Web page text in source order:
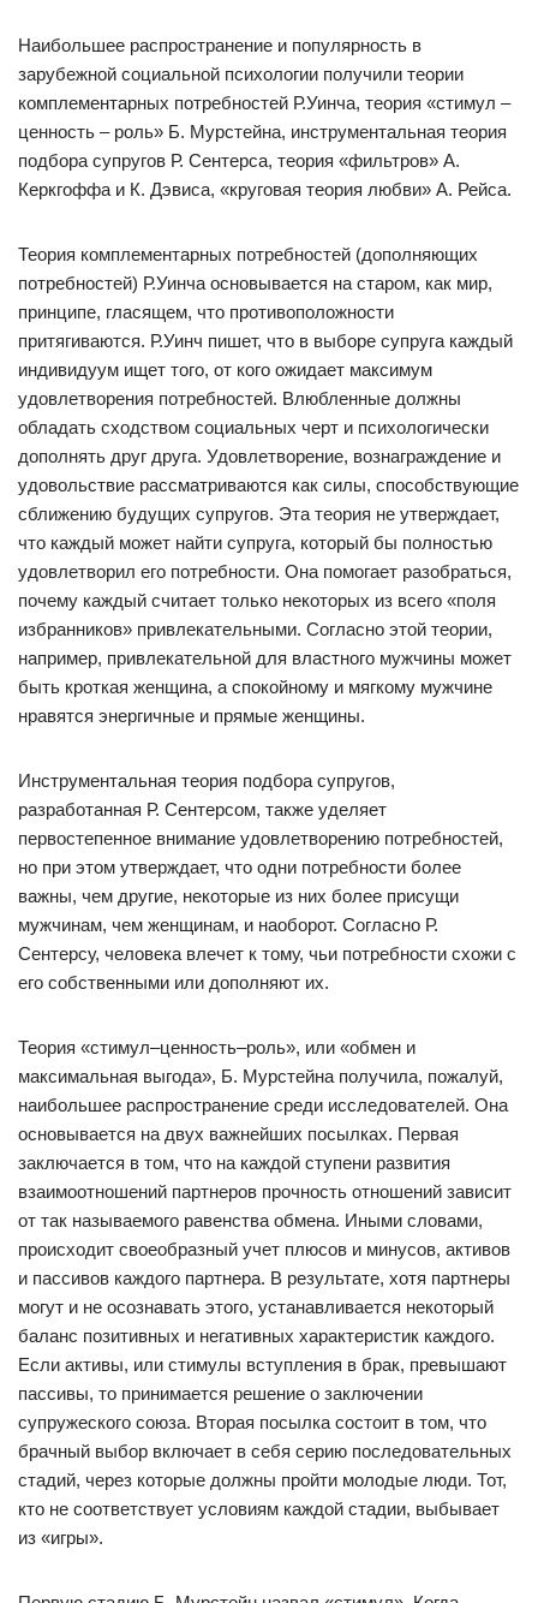
Наибольшее распространение и популярность в
зарубежной социальной психологии получили теории
комплементарных потребностей Р.Уинча, теория «стимул –
ценность – роль» Б. Мурстейна, инструментальная теория
подбора супругов Р. Сентерса, теория «фильтров» А.
Керкгоффа и К. Дэвиса, «круговая теория любви» А. Рейса.
Теория комплементарных потребностей (дополняющих
потребностей) Р.Уинча основывается на старом, как мир,
принципе, гласящем, что противоположности
притягиваются. Р.Уинч пишет, что в выборе супруга каждый
индивидуум ищет того, от кого ожидает максимум
удовлетворения потребностей. Влюбленные должны
обладать сходством социальных черт и психологически
дополнять друг друга. Удовлетворение, вознаграждение и
удовольствие рассматриваются как силы, способствующие
сближению будущих супругов. Эта теория не утверждает,
что каждый может найти супруга, который бы полностью
удовлетворил его потребности. Она помогает разобраться,
почему каждый считает только некоторых из всего «поля
избранников» привлекательными. Согласно этой теории,
например, привлекательной для властного мужчины может
быть кроткая женщина, а спокойному и мягкому мужчине
нравятся энергичные и прямые женщины.
Инструментальная теория подбора супругов,
разработанная Р. Сентерсом, также уделяет
первостепенное внимание удовлетворению потребностей,
но при этом утверждает, что одни потребности более
важны, чем другие, некоторые из них более присущи
мужчинам, чем женщинам, и наоборот. Согласно Р.
Сентерсу, человека влечет к тому, чьи потребности схожи с
его собственными или дополняют их.
Теория «стимул–ценность–роль», или «обмен и
максимальная выгода», Б. Мурстейна получила, пожалуй,
наибольшее распространение среди исследователей. Она
основывается на двух важнейших посылках. Первая
заключается в том, что на каждой ступени развития
взаимоотношений партнеров прочность отношений зависит
от так называемого равенства обмена. Иными словами,
происходит своеобразный учет плюсов и минусов, активов
и пассивов каждого партнера. В результате, хотя партнеры
могут и не осознавать этого, устанавливается некоторый
баланс позитивных и негативных характеристик каждого.
Если активы, или стимулы вступления в брак, превышают
пассивы, то принимается решение о заключении
супружеского союза. Вторая посылка состоит в том, что
брачный выбор включает в себя серию последовательных
стадий, через которые должны пройти молодые люди. Тот,
кто не соответствует условиям каждой стадии, выбывает
из «игры».